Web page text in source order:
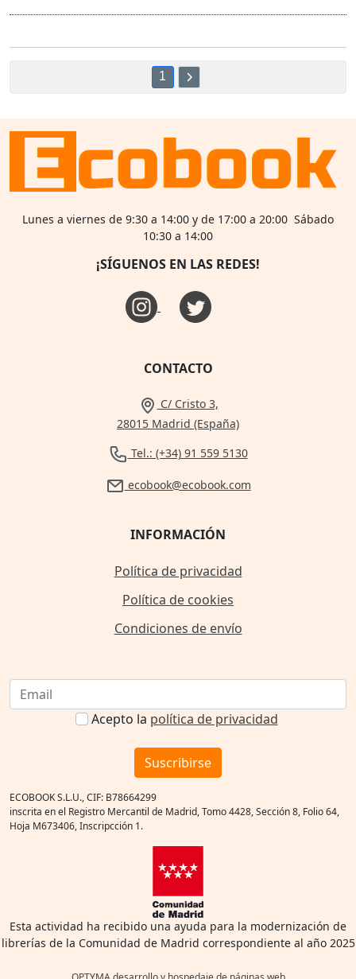
1
Lunes a viernes de 9:30 a 14:00 y de 17:00 a 20:00 Sábado
10:30 a 14:00
¡SÍGUENOS EN LAS REDES!
CONTACTO
C/ Cristo 3,
28015 Madrid (España)
Tel.: (+34) 91 559 5130
ecobook@ecobook.com
INFORMACIÓN
Política de privacidad
Política de cookies
Condiciones de envío
Acepto la política de privacidad
Suscribirse
ECOBOOK S.L.U., CIF: B78664299
inscrita en el Registro Mercantil de Madrid, Tomo 4428, Sección 8, Folio 64,
Hoja M673406, Inscripcción 1.
Esta actividad ha recibido una ayuda para la modernización de
librerías de la Comunidad de Madrid correspondiente al año 2025